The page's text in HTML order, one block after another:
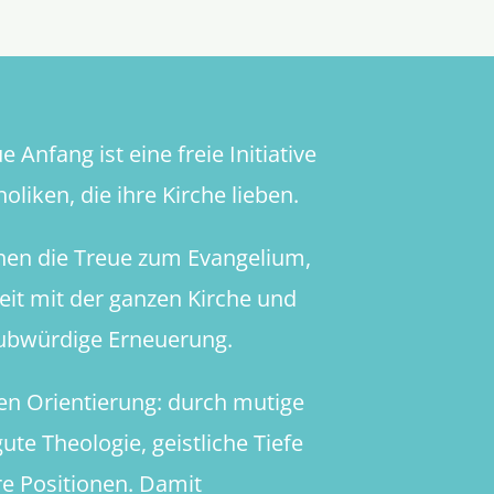
Anfang ist eine freie Initiative
die ihre Kirche lieben.
die Treue zum Evangelium,
mit der ganzen Kirche und
Erneuerung.
Orientierung: durch mutige
Theologie, geistliche Tiefe
Positionen. Damit